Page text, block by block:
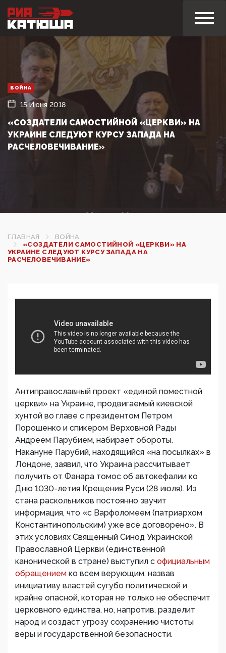
ВОЙНА
15 Июня 2018
«СОЗДАТЕЛИ САМОСТИЙНОЙ «ЦЕРКВИ» НА
УКРАИНЕ СЛЕДУЮТ КУРСУ ЗАПАДА НА
РАСЧЕЛОВЕЧИВАНИЕ»
ГЛАВНАЯ
ВОЙНА
«СОЗДАТЕЛИ САМОСТИЙНОЙ «ЦЕРКВИ» НА
УКРАИНЕ СЛЕДУЮТ КУРСУ ЗАПАДА НА
РАСЧЕЛОВЕЧИВАНИЕ»
Антиправославный проект «единой поместной
церкви» на Украине, продвигаемый киевской
хунтой во главе с президентом Петром
Порошенко и спикером Верховной Рады
Андреем Парубием, набирает обороты.
Накануне Парубий, находящийся «на посылках» в
Лондоне, заявил, что Украина рассчитывает
получить от Фанара томос об автокефалии ко
Дню 1030-летия Крещения Руси (28 июля). Из
стана раскольников постоянно звучит
информация, что «с Варфоломеем (патриархом
Константинопольским) уже все договорено». В
этих условиях Священный Синод Украинской
Православной Церкви (единственной
канонической в стране) выступил с официальным
обращением ко всем верующим, назвав
инициативу властей сугубо политической и
крайне опасной, которая не только не обеспечит
церковного единства, но, напротив, разделит
народ и создаст угрозу сохранению чистоты
веры и государственной безопасности.